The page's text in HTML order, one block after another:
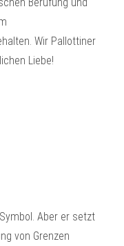
Wir Pallottiner
Liebe!
Aber er setzt
von Grenzen